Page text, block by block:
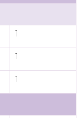
1
1
1